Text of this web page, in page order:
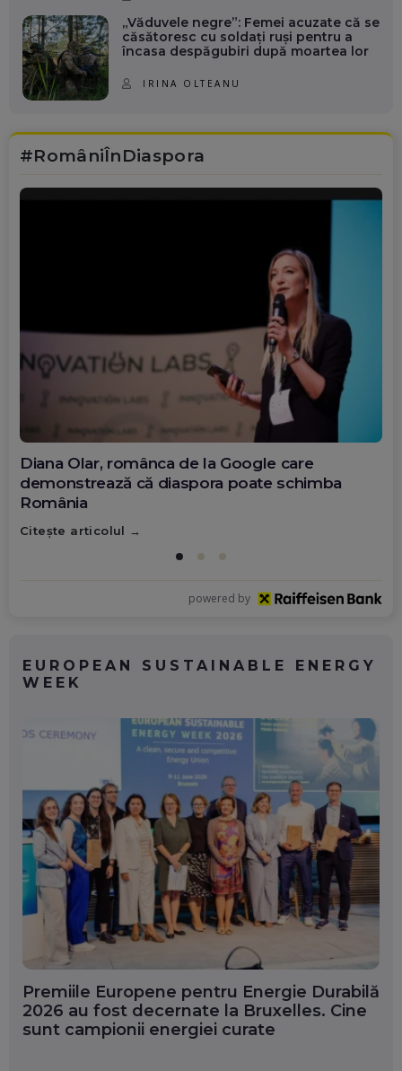
„Văduvele negre”: Femei acuzate că se
căsătoresc cu soldați ruși pentru a
încasa despăgubiri după moartea lor
IRINA OLTEANU
#RomâniÎnDiaspora
Diana Olar, românca de la Google care
demonstrează că diaspora poate schimba
România
Citește articolul
powered by
EUROPEAN SUSTAINABLE ENERGY
WEEK
Premiile Europene pentru Energie Durabilă
2026 au fost decernate la Bruxelles. Cine
sunt campionii energiei curate